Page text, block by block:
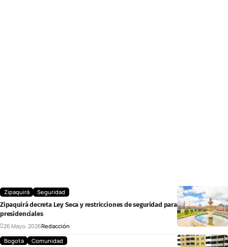
Zipaquirá
Seguridad
Zipaquirá decreta Ley Seca y restricciones de seguridad para las elecciones
presidenciales
26 Mayo, 2026Redacción
Bogotá
Comunidad